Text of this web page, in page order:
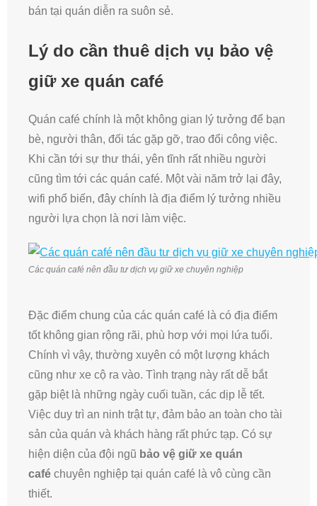
bán tại quán diễn ra suôn sẻ.
Lý do cần thuê dịch vụ bảo vệ
giữ xe quán café
Quán café chính là một không gian lý tưởng để bạn
bè, người thân, đối tác gặp gỡ, trao đổi công việc.
Khi cần tới sự thư thái, yên tĩnh rất nhiều người
cũng tìm tới các quán café. Một vài năm trở lại đây,
wifi phổ biến, đây chính là địa điểm lý tưởng nhiều
người lựa chọn là nơi làm việc.
Các quán café nên đầu tư dịch vụ giữ xe chuyên nghiệp
Đặc điểm chung của các quán café là có địa điểm
tốt không gian rộng rãi, phù hơp với mọi lứa tuổi.
Chính vì vậy, thường xuyên có một lượng khách
cũng như xe cộ ra vào. Tình trạng này rất dễ bắt
gặp biệt là những ngày cuối tuần, các dịp lễ tết.
Việc duy trì an ninh trật tự, đảm bảo an toàn cho tài
sản của quán và khách hàng rất phức tạp. Có sự
hiện diện của đội ngũ bảo vệ giữ xe quán
café chuyên nghiệp tại quán café là vô cùng cần
thiết.